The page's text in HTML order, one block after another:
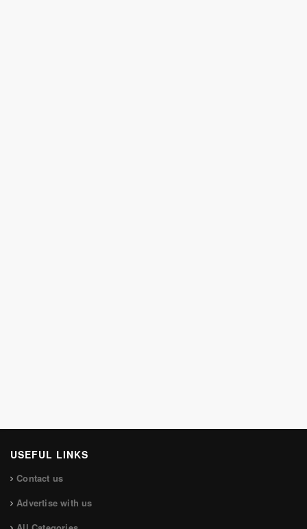
USEFUL LINKS
Contact us
Advertise with us